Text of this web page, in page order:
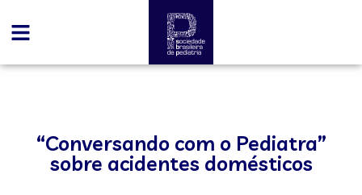
“Conversando com o Pediatra”
sobre acidentes domésticos